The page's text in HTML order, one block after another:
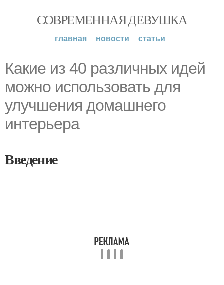
СОВРЕМЕННАЯ ДЕВУШКА
главная новости статьи
Какие из 40 различных идей
можно использовать для
улучшения домашнего
интерьера
Введение